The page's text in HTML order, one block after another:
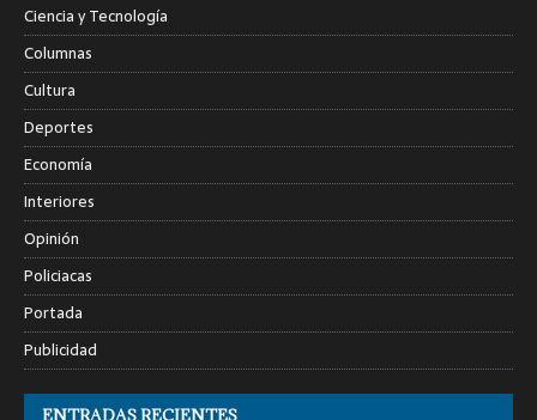
Ciencia y Tecnología
Columnas
Cultura
Deportes
Economía
Interiores
Opinión
Policiacas
Portada
Publicidad
ENTRADAS RECIENTES